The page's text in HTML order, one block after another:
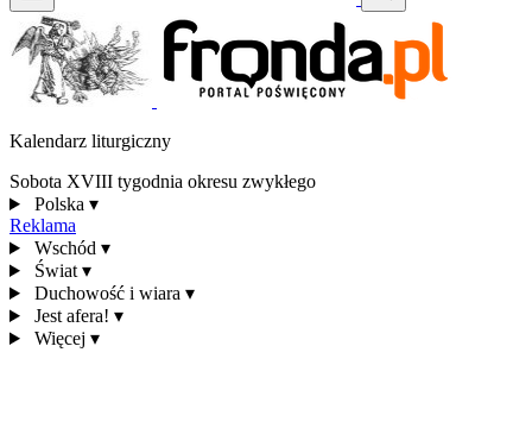
Kalendarz liturgiczny
Sobota XVIII tygodnia okresu zwykłego
Polska ▾
Reklama
Wschód ▾
Świat ▾
Duchowość i wiara ▾
Jest afera! ▾
Więcej ▾